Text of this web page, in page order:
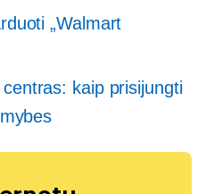
„Walmart
kaip prisijungti